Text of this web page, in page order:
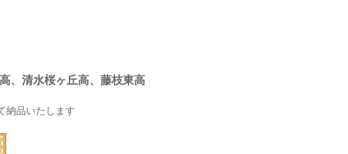
、清水桜ヶ丘高、藤枝東高
納品いたします